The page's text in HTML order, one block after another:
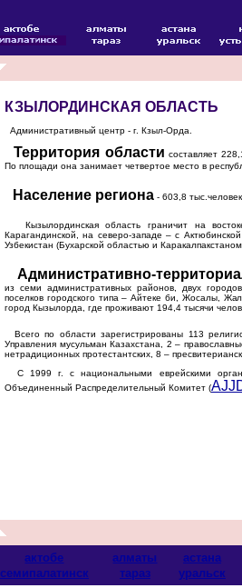
КЗЫЛОРДИНСКАЯ ОБЛАСТЬ
Административный центр - г. Кзыл-Орда.
Территория области составляет
По площади она занимает четвертое место в
Население региона - 603,8
Кызылординская область граничит на
Карагандинской, на северо-западе – с
Узбекистан (Бухарской областью и
Административно-
из семи административных районов, двух
поселков городского типа – Айтеке би, Жосалы,
город Кызылорда, где проживают 194,4 тысячи
Всего по области зарегистрированы 113
Управления мусульман Казахстана, 2 –
нетрадиционных протестантских, 8 –
С 1999 г. с национальными еврейскими
Объединенный Распределительный Комитет (
актобе алматы
астана
cемипалатинск
тараз уральск